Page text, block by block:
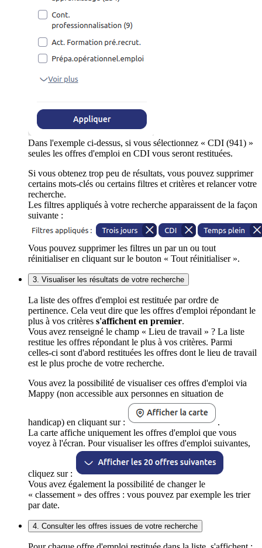
Dans l'exemple ci-dessus, si vous sélectionnez « CDI (941) »
seules les offres d'emploi en CDI vous seront restituées.
Si vous obtenez trop peu de résultats, vous pouvez supprimer
certains mots-clés ou certains filtres et critères et relancer votre
recherche.
Les filtres appliqués à votre recherche apparaissent de la façon
suivante :
Vous pouvez supprimer les filtres un par un ou tout
réinitialiser en cliquant sur le bouton « Tout réinitialiser ».
3. Visualiser les résultats de votre recherche
La liste des offres d'emploi est restituée par ordre de
pertinence. Cela veut dire que les offres d'emploi répondant le
plus à vos critères s'affichent en premier.
Vous avez renseigné le champ « Lieu de travail » ? La liste
restitue les offres répondant le plus à vos critères. Parmi
celles-ci sont d'abord restituées les offres dont le lieu de travail
est le plus proche de votre recherche.
Vous avez la possibilité de visualiser ces offres d'emploi via
Mappy (non accessible aux personnes en situation de
handicap) en cliquant sur :
.
La carte affiche uniquement les offres d'emploi que vous
voyez à l'écran. Pour visualiser les offres d'emploi suivantes,
cliquez sur :
Vous avez également la possibilité de changer le
« classement » des offres : vous pouvez par exemple les trier
par date.
4. Consulter les offres issues de votre recherche